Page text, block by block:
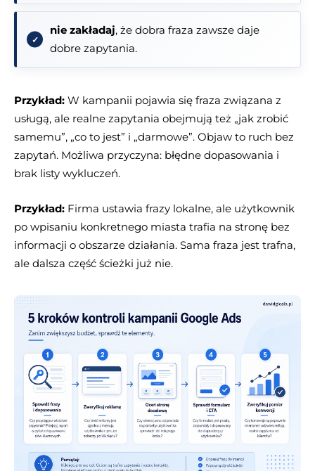
nie zakładaj, że dobra fraza zawsze daje
dobre zapytania.
Przykład: W kampanii pojawia się fraza związana z
usługą, ale realne zapytania obejmują też „jak zrobić
samemu”, „co to jest” i „darmowe”. Objaw to ruch bez
zapytań. Możliwa przyczyna: błędne dopasowania i
brak listy wykluczeń.
Przykład: Firma ustawia frazy lokalne, ale użytkownik
po wpisaniu konkretnego miasta trafia na stronę bez
informacji o obszarze działania. Sama fraza jest trafna,
ale dalsza część ścieżki już nie.